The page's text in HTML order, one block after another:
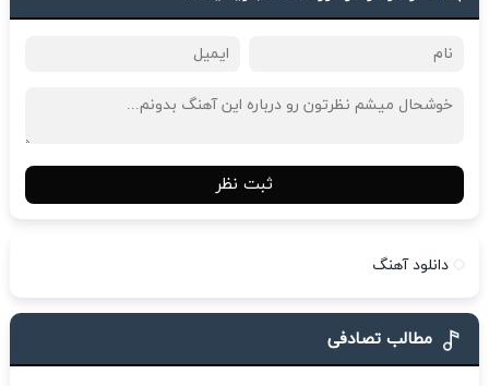
ثبت نظر
دانلود آهنگ
مطالب تصادفی